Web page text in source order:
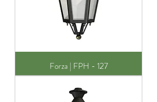
Forza | FPH - 127